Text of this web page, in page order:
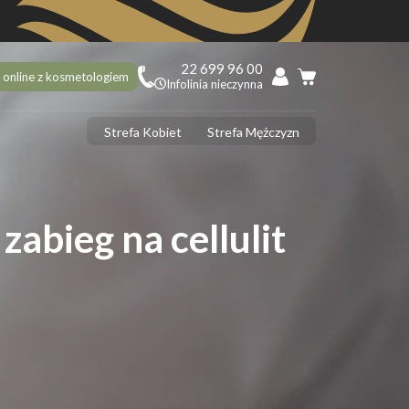
z kosmetologiem 22 699 96 00
Infolinia nieczynna
laserowa latem – tak czy nie?
usunąć włoski z twarzy? 5 najlepszych sposobów
Strefa Kobiet Strefa Mężczyzn
na cellulit